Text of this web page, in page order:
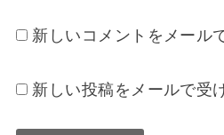
新しいコメントをメール
新しい投稿をメールで受